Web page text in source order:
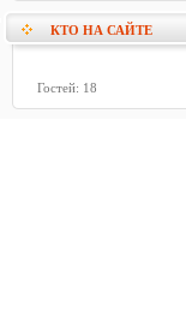
КТО НА САЙТЕ
Гостей: 18